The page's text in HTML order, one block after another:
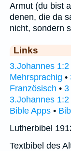
Armut (du bist
denen, die da
nicht, sondern
Links
3.Johannes
Mehrsprachig •
Französisch • 3
3.Johannes
Bible Apps •
Lutherbibel
Textbibel des